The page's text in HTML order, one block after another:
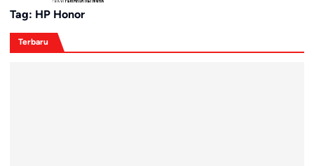
Tag: HP Honor
Terbaru